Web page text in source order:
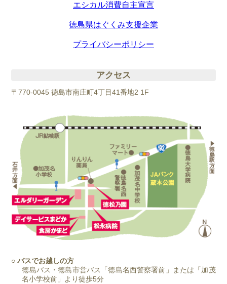
エシカル消費自主宣言
徳島県はぐくみ支援企業
プライバシーポリシー
アクセス
〒770-0045 徳島市南庄町4丁目41番地2 1F
○ バスでお越しの方
徳島バス・徳島市営バス「徳島名西警察署前」または「加茂
名小学校前」より徒歩5分